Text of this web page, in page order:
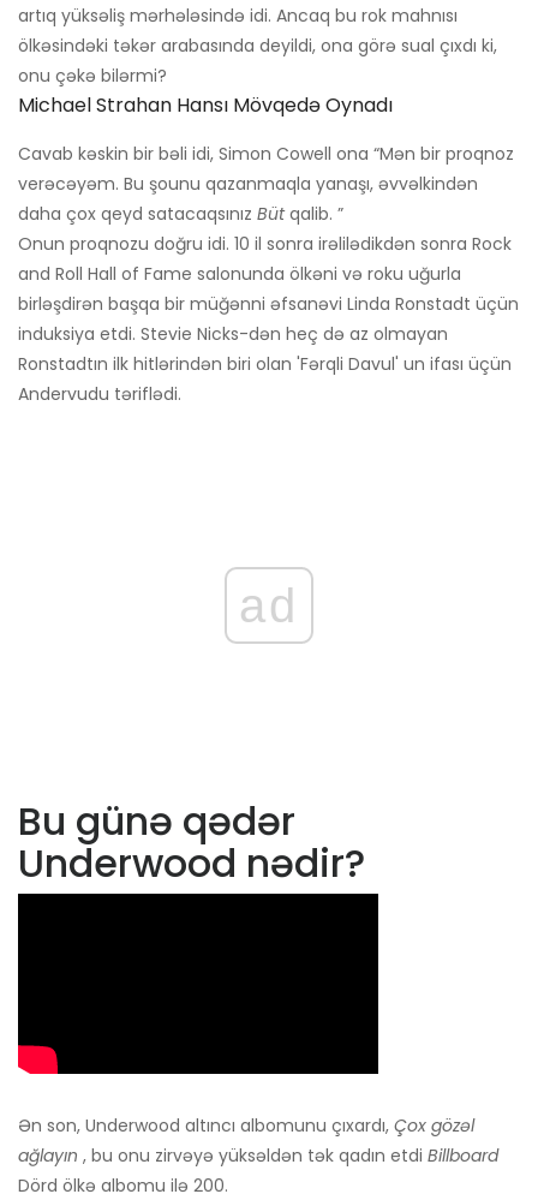
artıq yüksəliş mərhələsində idi. Ancaq bu rok mahnısı
ölkəsindəki təkər arabasında deyildi, ona görə sual çıxdı ki,
onu çəkə bilərmi?
Michael Strahan Hansı Mövqedə Oynadı
Cavab kəskin bir bəli idi, Simon Cowell ona “Mən bir proqnoz
verəcəyəm. Bu şounu qazanmaqla yanaşı, əvvəlkindən
daha çox qeyd satacaqsınız Bütqalib. ”
Onun proqnozu doğru idi. 10 il sonra irəlilədikdən sonra Rock
and Roll Hall of Fame salonunda ölkəni və roku uğurla
birləşdirən başqa bir müğənni əfsanəvi Linda Ronstadt üçün
induksiya etdi. Stevie Nicks-dən heç də az olmayan
Ronstadtın ilk hitlərindən biri olan 'Fərqli Davul' un ifası üçün
Andervudu təriflədi.
ad
Bu günə qədər
Underwood nədir?
Ən son, Underwood altıncı albomunu çıxardı, Çox gözəl
ağlayın , bu onu zirvəyə yüksəldən tək qadın etdi Billboard
Dörd ölkə albomu ilə 200.